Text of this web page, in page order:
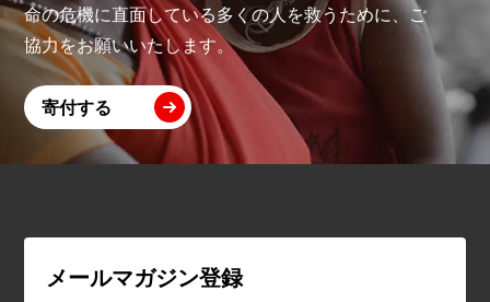
命の危機に直面している多くの人を救うために、ご
協力をお願いいたします。
寄付する
メールマガジン登録